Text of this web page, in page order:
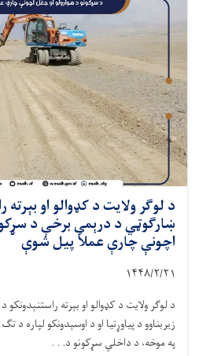
د لوګر ولایت د کډوالو او
ښارګوټي د درېمې برخې د
اچونې چارې عملاً پیل شوې
۱۴۴۸/۲/۲۱
د لوګر ولایت د کډوالو او بېرته
زیربناوو د پیاوړتیا او د اوسېدونکو لپاره د
په موخه، د داخلي سړکونو د. . .